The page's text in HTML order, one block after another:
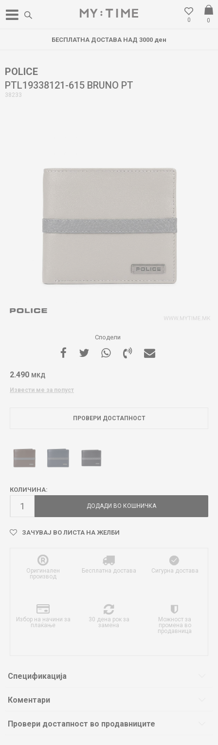
0
0
БЕСПЛАТНА ДОСТАВА НАД 3000 ден
POLICE
PTL19338121-615 BRUNO PT
38233
Сподели
2.490 МКД
Извести ме за попуст
ПРОВЕРИ ДОСТАПНОСТ
КОЛИЧИНА:
ДОДАДИ ВО КОШНИЧКА
ЗАЧУВАЈ ВО ЛИСТА НА ЖЕЛБИ
Оригинален
производ
Бесплатна достава Сигурна достава
Избор на начини за
плаќање
30 дена рок за
замена
Можност за
промена во
продавница
Спецификација
Коментари
Провери достапност во продавниците